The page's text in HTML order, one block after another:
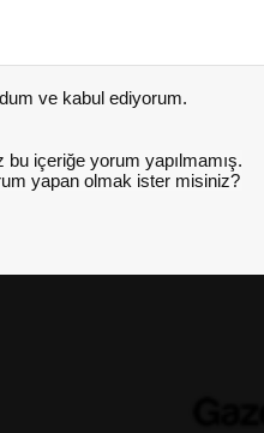
ve kabul ediyorum.
bu içeriğe yorum yapılmamış.
yapan olmak ister misiniz?